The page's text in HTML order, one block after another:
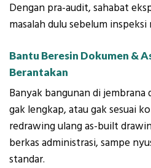
Dengan pra-audit, sahabat
masalah dulu sebelum inspeksi
Bantu Beresin Dokumen &
Berantakan
Banyak bangunan di
gak lengkap, atau gak sesuai
redrawing ulang as-built
berkas administrasi, sampe
standar.